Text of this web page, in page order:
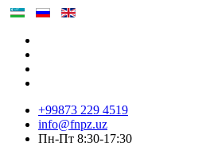
+99873 229 4519
info@fnpz.uz
Пн-Пт 8:30-17:30